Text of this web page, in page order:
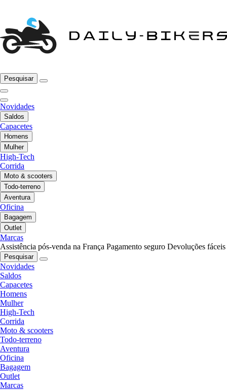
Pesquisar
Novidades
Saldos
Capacetes
Homens
Mulher
High-Tech
Corrida
Moto & scooters
Todo-terreno
Aventura
Oficina
Bagagem
Outlet
Marcas
Assistência pós-venda na França Pagamento seguro Devoluções fáceis
Pesquisar
Novidades
Saldos
Capacetes
Homens
Mulher
High-Tech
Corrida
Moto & scooters
Todo-terreno
Aventura
Oficina
Bagagem
Outlet
Marcas